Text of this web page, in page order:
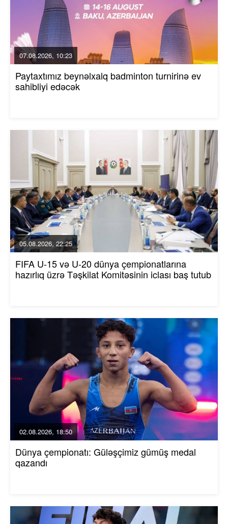
07.08.2026, 10:23
Paytaxtımız beynəlxalq badminton turnirinə ev
sahibliyi edəcək
05.08.2026, 22:25
FIFA U-15 və U-20 dünya çempionatlarına
hazırlıq üzrə Təşkilat Komitəsinin iclası baş tutub
02.08.2026, 18:50
Dünya çempionatı: Güləşçimiz gümüş medal
qazandı